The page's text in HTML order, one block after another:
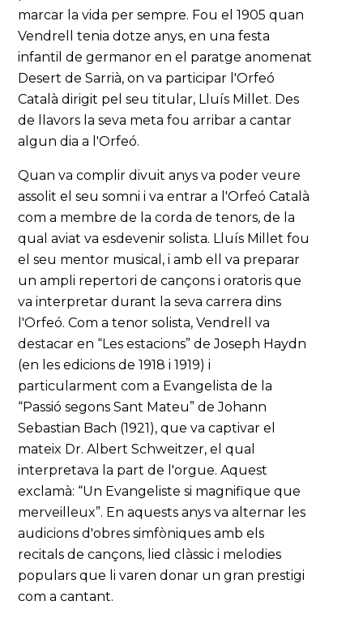
marcar la vida per sempre. Fou el 1905 quan
Vendrell tenia dotze anys, en una festa
infantil de germanor en el paratge anomenat
Desert de Sarrià, on va participar l'Orfeó
Català dirigit pel seu titular, Lluís Millet. Des
de llavors la seva meta fou arribar a cantar
algun dia a l'Orfeó.
Quan va complir divuit anys va poder veure
assolit el seu somni i va entrar a l'Orfeó Català
com a membre de la corda de tenors, de la
qual aviat va esdevenir solista. Lluís Millet fou
el seu mentor musical, i amb ell va preparar
un ampli repertori de cançons i oratoris que
va interpretar durant la seva carrera dins
l'Orfeó. Com a tenor solista, Vendrell va
destacar en “Les estacions” de Joseph Haydn
(en les edicions de 1918 i 1919) i
particularment com a Evangelista de la
“Passió segons Sant Mateu” de Johann
Sebastian Bach (1921), que va captivar el
mateix Dr. Albert Schweitzer, el qual
interpretava la part de l'orgue. Aquest
exclamà: “Un Evangeliste si magnifique que
merveilleux”. En aquests anys va alternar les
audicions d'obres simfòniques amb els
recitals de cançons, lied clàssic i melodies
populars que li varen donar un gran prestigi
com a cantant.